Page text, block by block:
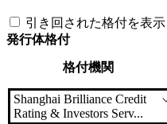
引き回された格付を表示
発行体格付
格付機関
Shanghai Brilliance Credit
Rating & Investors Serv...